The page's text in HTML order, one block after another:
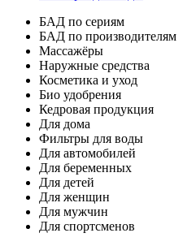
БАД по сериям
БАД по производителям
Массажёры
Наружные средства
Косметика и уход
Био удобрения
Кедровая продукция
Для дома
Фильтры для воды
Для автомобилей
Для беременных
Для детей
Для женщин
Для мужчин
Для спортсменов